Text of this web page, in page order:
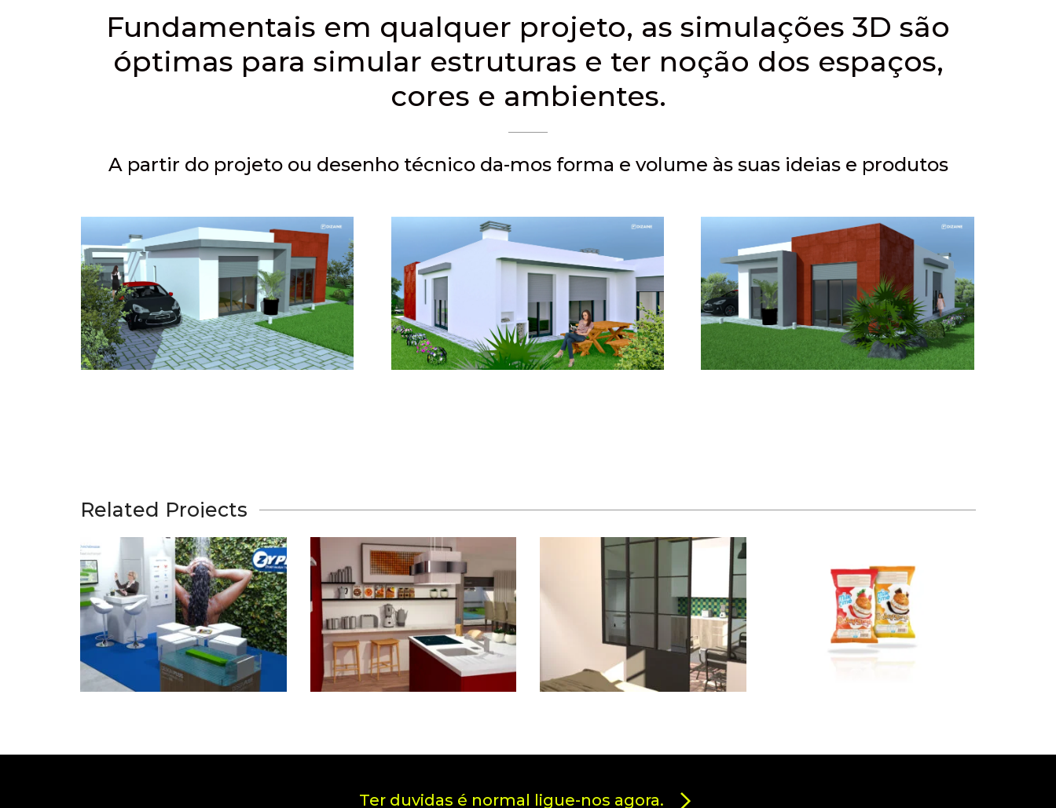
Fundamentais em qualquer projeto, as simulações 3D são
óptimas para simular estruturas e ter noção dos espaços,
cores e ambientes.
A partir do projeto ou desenho técnico da-mos forma e volume às suas ideias e produtos
Related Projects
Ter duvidas é normal ligue-nos agora.